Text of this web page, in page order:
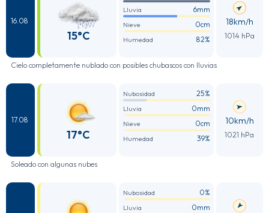
16.08
15°C
Lluvia 6mm
Nieve 0cm
Humedad 82%
18km/h
1014 hPa
Cielo completamente nublado con posibles chubascos con lluvias
17.08
17°C
Nubosidad 25%
Lluvia 0mm
Nieve 0cm
Humedad 39%
10km/h
1021 hPa
Soleado con algunas nubes
Nubosidad 0%
Lluvia 0mm